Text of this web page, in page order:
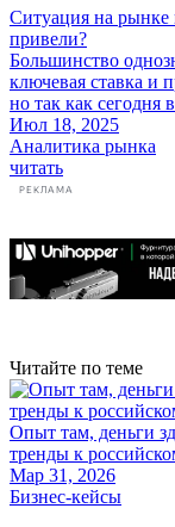
Ситуация на рынке
привели?
Большинство
ключевая ставка и
но так как сегодня
Июл 18, 2025
Аналитика рынка
читать
РЕКЛАМА
Читайте по теме
Опыт там, деньги
тренды к
Мар 31, 2026
Бизнес-кейсы